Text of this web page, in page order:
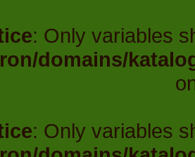
: Only variables
domains/
: Only variables